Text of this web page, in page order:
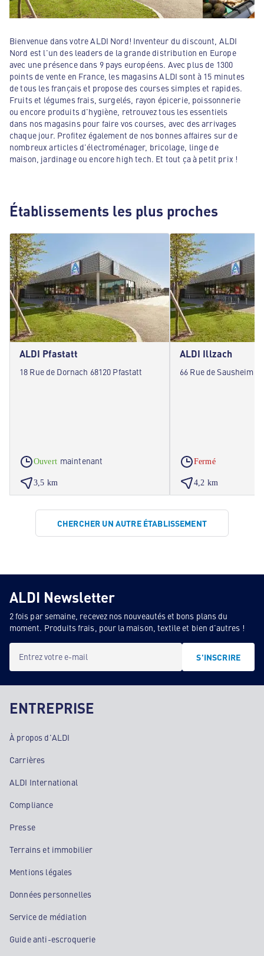
Bienvenue dans votre ALDI Nord! Inventeur du discount, ALDI
Nord est l'un des leaders de la grande distribution en Europe
avec une présence dans 9 pays européens. Avec plus de 1300
points de vente en France, les magasins ALDI sont à 15 minutes
de tous les français et propose des courses simples et rapides.
Fruits et légumes frais, surgelés, rayon épicerie, poissonnerie
ou encore produits d'hygiène, retrouvez tous les essentiels
dans nos magasins pour faire vos courses, avec des arrivages
chaque jour. Profitez également de nos bonnes affaires sur de
nombreux articles d'électroménager, bricolage, linge de
maison, jardinage ou encore high tech. Et tout ça à petit prix !
Établissements les plus proches
ALDI Pfastatt
18 Rue de Dornach 68120 Pfastatt
Ouvert maintenant
3,5 km
ALDI Illzach
66 Rue de Sausheim
Fermé
4,2 km
CHERCHER UN AUTRE ÉTABLISSEMENT
ALDI Newsletter
2 fois par semaine, recevez nos nouveautés et bons plans du
moment. Produits frais, pour la maison, textile et bien d'autres !
Entrez votre e-mail S'INSCRIRE
ENTREPRISE
À propos d'ALDI
Carrières
ALDI International
Compliance
Presse
Terrains et immobilier
Mentions légales
Données personnelles
Service de médiation
Guide anti-escroquerie